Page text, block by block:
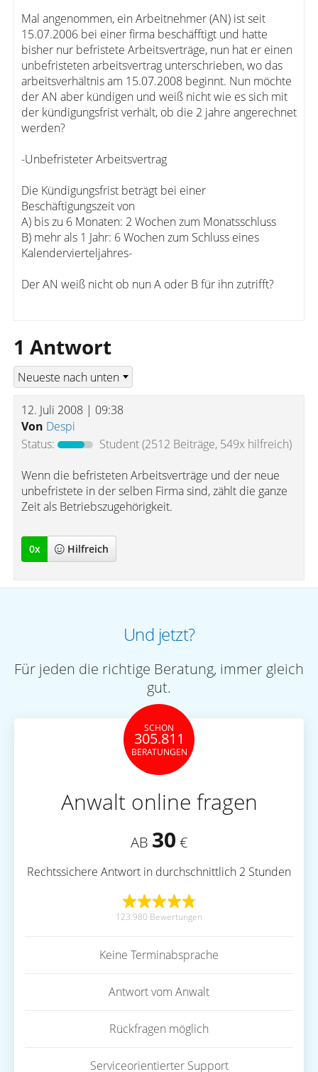
Mal angenommen, ein Arbeitnehmer (AN) ist seit
15.07.2006 bei einer firma beschäfftigt und hatte
bisher nur befristete Arbeitsverträge, nun hat er einen
unbefristeten arbeitsvertrag unterschrieben, wo das
arbeitsverhältnis am 15.07.2008 beginnt. Nun möchte
der AN aber kündigen und weiß nicht wie es sich mit
der kündigungsfrist verhält, ob die 2 jahre angerechnet
werden?
-Unbefristeter Arbeitsvertrag
Die Kündigungsfrist beträgt bei einer
Beschäftigungszeit von
A) bis zu 6 Monaten: 2 Wochen zum Monatsschluss
B) mehr als 1 Jahr: 6 Wochen zum Schluss eines
Kalendervierteljahres-
Der AN weiß nicht ob nun A oder B für ihn zutrifft?
1 Antwort
12. Juli 2008 | 09:38
Von Despi
Status:
Student(2512 Beiträge, 549x hilfreich)
Wenn die befristeten Arbeitsverträge und der neue
unbefristete in der selben Firma sind, zählt die ganze
Zeit als Betriebszugehörigkeit.
0x Hilfreich
Und jetzt?
Für jeden die richtige Beratung, immer gleich
gut.
SCHON
305.811
BERATUNGEN
Anwalt online fragen
AB 30 €
Rechtssichere Antwort in durchschnittlich 2 Stunden
123.980 Bewertungen
Keine Terminabsprache
Antwort vom Anwalt
Rückfragen möglich
Serviceorientierter Support